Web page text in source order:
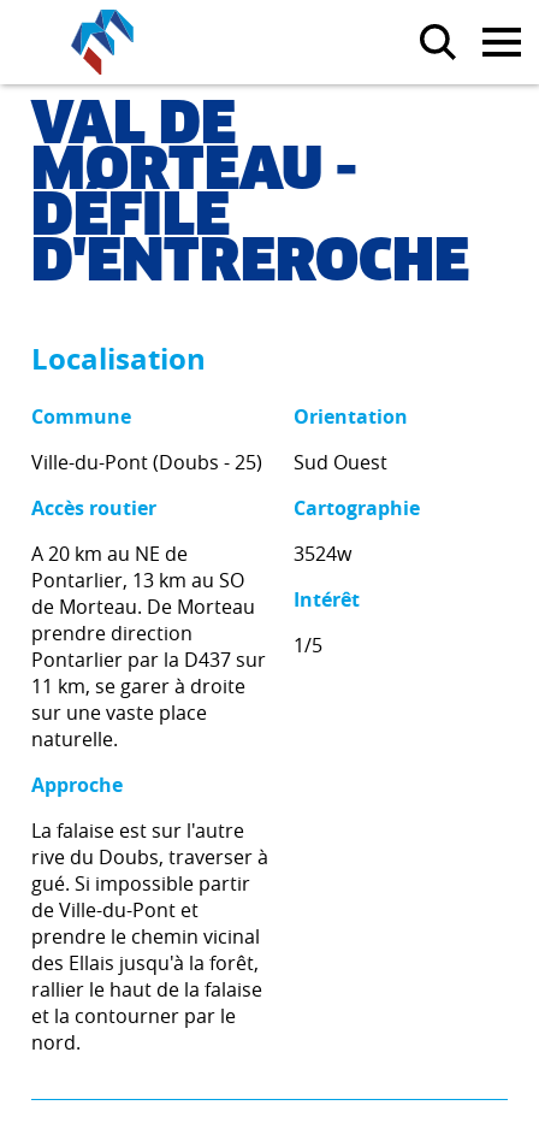
VAL DE
MORTEAU -
DÉFILÉ
D'ENTREROCHE
Localisation
Commune
Ville-du-Pont (Doubs - 25)
Accès routier
A 20 km au NE de
Pontarlier, 13 km au SO
de Morteau. De Morteau
prendre direction
Pontarlier par la D437 sur
11 km, se garer à droite
sur une vaste place
naturelle.
Approche
La falaise est sur l'autre
rive du Doubs, traverser à
gué. Si impossible partir
de Ville-du-Pont et
prendre le chemin vicinal
des Ellais jusqu'à la forêt,
rallier le haut de la falaise
et la contourner par le
nord.
Orientation
Sud Ouest
Cartographie
3524w
Intérêt
1/5